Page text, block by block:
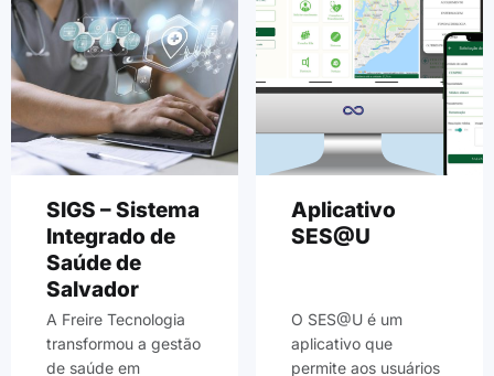
SIGS – Sistema
Integrado de
Saúde de
Salvador
A Freire Tecnologia
transformou a gestão
de saúde em
Aplicativo
SES@U
O SES@U é um
aplicativo que
permite aos usuários